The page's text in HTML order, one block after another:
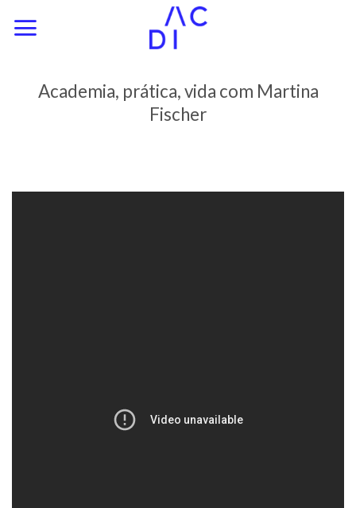
Academia, prática, vida com Martina
Fischer